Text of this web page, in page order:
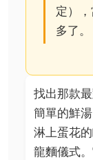
定）
多了。
找出那款
簡單的鮮
淋上蛋花
龍麵儀式